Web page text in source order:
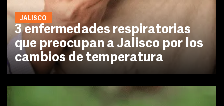
JALISCO
3 enfermedades respiratorias
que preocupan a Jalisco por los
cambios de temperatura